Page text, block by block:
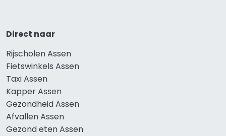
Direct naar
Rijscholen Assen
Fietswinkels Assen
Taxi Assen
Kapper Assen
Gezondheid Assen
Afvallen Assen
Gezond eten Assen